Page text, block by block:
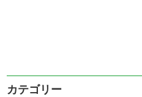
カテゴリー